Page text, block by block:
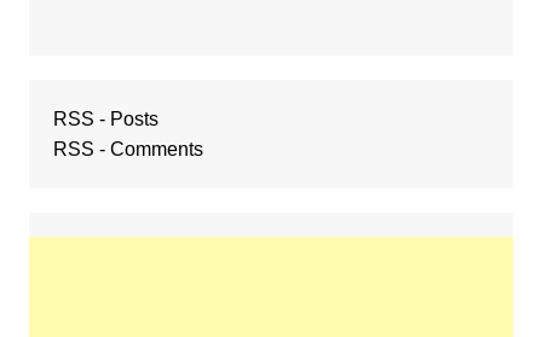
RSS - Posts
RSS - Comments